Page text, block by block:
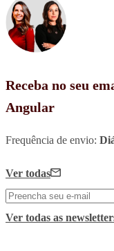
Receba no seu
Angular
Frequência de envio:
Ver todas
Ver todas as